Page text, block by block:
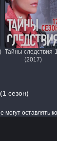
Тайны следствия-
(2017)
сезон)
могут оставлять